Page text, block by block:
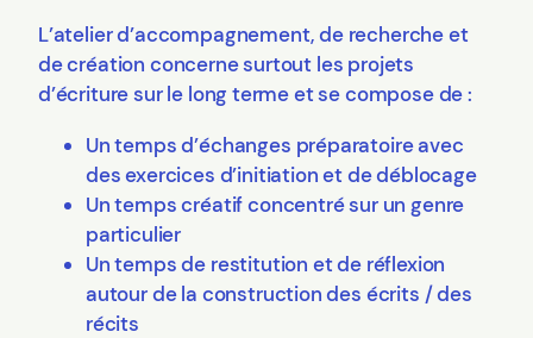
L’atelier d’accompagnement, de recherche et
de création concerne surtout les projets
d’écriture sur le long terme et se compose de :
Un temps d’échanges préparatoire avec
des exercices d’initiation et de déblocage
Un temps créatif concentré sur un genre
particulier
Un temps de restitution et de réflexion
autour de la construction des écrits / des
récits